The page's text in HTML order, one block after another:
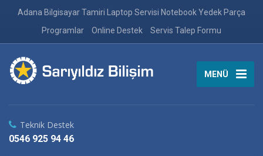
Adana Bilgisayar Tamiri Laptop Servisi Notebook Yedek Parça
Programlar
Online Destek Servis Talep Formu
MENÜ
Teknik Destek
0546 925 94 46